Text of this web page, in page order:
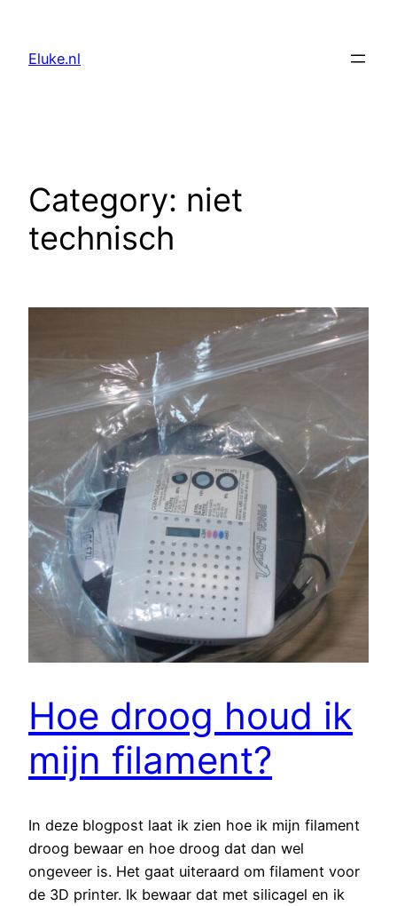
content
Eluke.nl
Category: niet
technisch
Hoe droog houd ik
mijn filament?
In deze blogpost laat ik zien hoe ik mijn filament
droog bewaar en hoe droog dat dan wel
ongeveer is. Het gaat uiteraard om filament voor
de 3D printer. Ik bewaar dat met silicagel en ik